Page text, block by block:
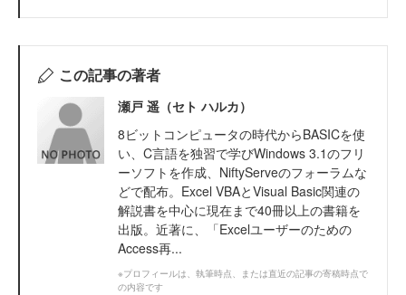
この記事の著者
瀬戸 遥（セト ハルカ）
8ビットコンピュータの時代からBASICを使
い、C言語を独習で学びWindows 3.1のフリ
ーソフトを作成、NiftyServeのフォーラムな
どで配布。Excel VBAとVisual Basic関連の
解説書を中心に現在まで40冊以上の書籍を
出版。近著に、「Excelユーザーのための
Access再...
※プロフィールは、執筆時点、または直近の記事の寄稿時点で
の内容です